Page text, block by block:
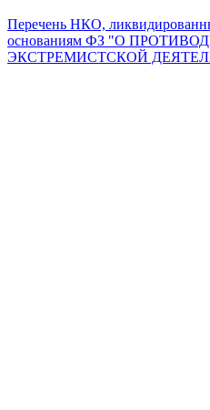
Перечень НКО,
основаниям ФЗ "О
ЭКСТРЕМИСТСКОЙ